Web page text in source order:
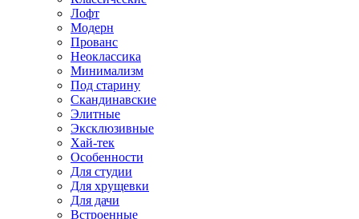
Лофт
Модерн
Прованс
Неоклассика
Минимализм
Под старину
Скандинавские
Элитные
Эксклюзивные
Хай-тек
Особенности
Для студии
Для хрущевки
Для дачи
Встроенные